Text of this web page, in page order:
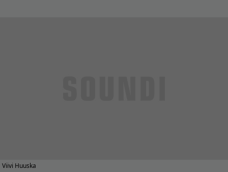
Viivi Huuska